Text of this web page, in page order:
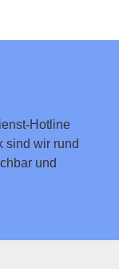
Hotline
sind wir rund
und